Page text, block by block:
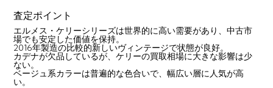
査定ポイント
エルメス・ケリーシリーズは世界的に高い需要があり、中古市
場でも安定した価値を保持。
2016年製造の比較的新しいヴィンテージで状態が良好。
カデナが欠品しているが、ケリーの買取相場に大きな影響は少
ない。
ベージュ系カラーは普遍的な色合いで、幅広い層に人気が高
い。